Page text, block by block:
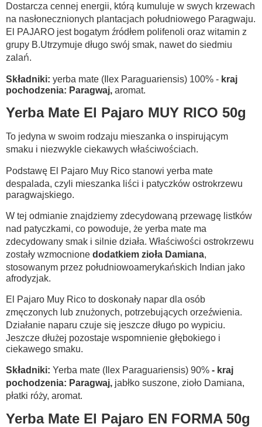
Dostarcza cennej energii, którą kumuluje w swych krzewach
na nasłonecznionych plantacjach południowego Paragwaju.
El PAJARO jest bogatym źródłem polifenoli oraz witamin z
grupy B.Utrzymuje długo swój smak, nawet do siedmiu
zalań.
Składniki: yerba mate (Ilex Paraguariensis) 100% - kraj
pochodzenia: Paragwaj, aromat.
Yerba Mate El Pajaro MUY RICO 50g
To jedyna w swoim rodzaju mieszanka o inspirującym
smaku i niezwykle ciekawych właściwościach.
Podstawę El Pajaro Muy Rico stanowi yerba mate
despalada, czyli mieszanka liści i patyczków ostrokrzewu
paragwajskiego.
W tej odmianie znajdziemy zdecydowaną przewagę listków
nad patyczkami, co powoduje, że yerba mate ma
zdecydowany smak i silnie działa. Właściwości ostrokrzewu
zostały wzmocnione dodatkiem zioła Damiana,
stosowanym przez południowoamerykańskich Indian jako
afrodyzjak.
El Pajaro Muy Rico to doskonały napar dla osób
zmęczonych lub znużonych, potrzebujących orzeźwienia.
Działanie naparu czuje się jeszcze długo po wypiciu.
Jeszcze dłużej pozostaje wspomnienie głębokiego i
ciekawego smaku.
Składniki: Yerba mate (Ilex Paraguariensis) 90% - kraj
pochodzenia: Paragwaj, jabłko suszone, zioło Damiana,
płatki róży, aromat.
Yerba Mate El Pajaro EN FORMA 50g